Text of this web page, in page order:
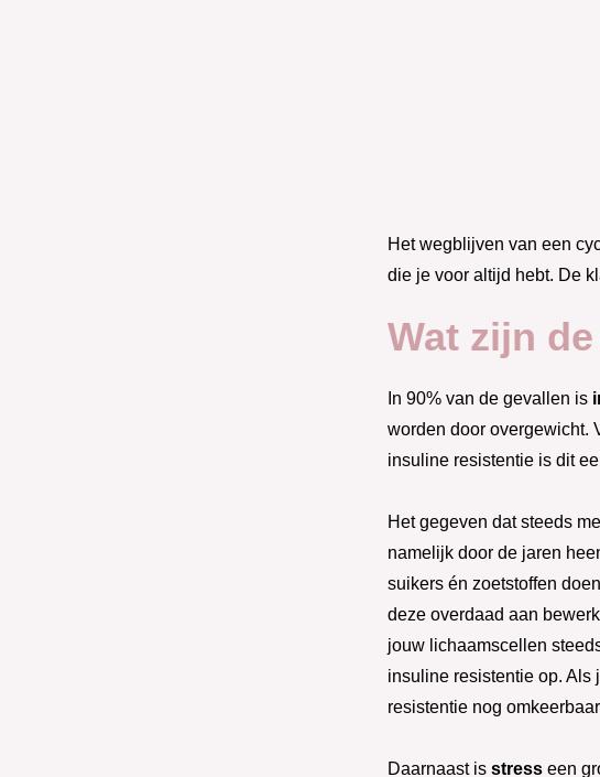
Het wegblijven van een
die je voor altijd hebt. De
Wat zijn
In 90% van de gevallen is
worden door overgewicht.
insuline resistentie is dit
Het gegeven dat steeds
namelijk door de jaren
suikers én zoetstoffen
deze overdaad aan
jouw lichaamscellen
insuline resistentie op.
resistentie nog
Daarnaast isstress een